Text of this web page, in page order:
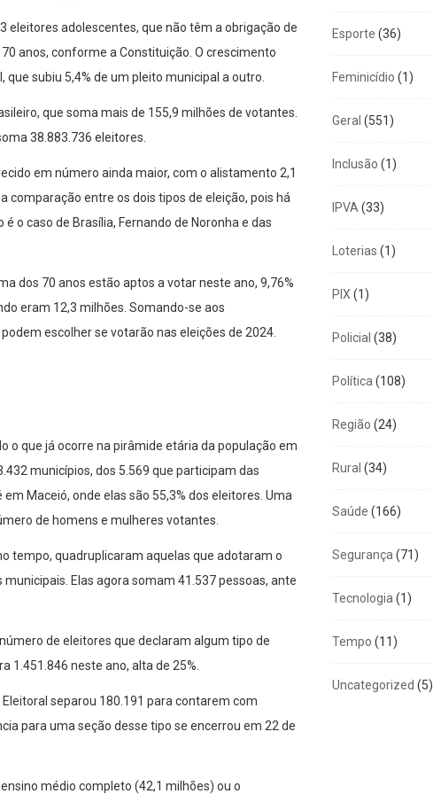
eleitores adolescentes, que não têm a obrigação de
anos, conforme a Constituição. O crescimento
subiu 5,4% de um pleito municipal a outro.
que soma mais de 155,9 milhões de votantes.
38.883.736 eleitores.
em número ainda maior, com o alistamento 2,1
comparação entre os dois tipos de eleição, pois há
o caso de Brasília, Fernando de Noronha e das
dos 70 anos estão aptos a votar neste ano, 9,76%
eram 12,3 milhões. Somando-se aos
escolher se votarão nas eleições de 2024.
o que já ocorre na pirâmide etária da população em
municípios, dos 5.569 que participam das
Maceió, onde elas são 55,3% dos eleitores. Uma
de homens e mulheres votantes.
tempo, quadruplicaram aquelas que adotaram o
Elas agora somam 41.537 pessoas, ante
de eleitores que declaram algum tipo de
1.451.846 neste ano, alta de 25%.
separou 180.191 para contarem com
para uma seção desse tipo se encerrou em 22 de
médio completo (42,1 milhões) ou o
Esporte (36)
Feminicídio (1)
Geral (551)
Inclusão (1)
IPVA (33)
Loterias (1)
PIX (1)
Policial (38)
Política (108)
Região (24)
Rural (34)
Saúde (166)
Segurança (71)
Tecnologia (1)
Tempo (11)
Uncategorized (5)